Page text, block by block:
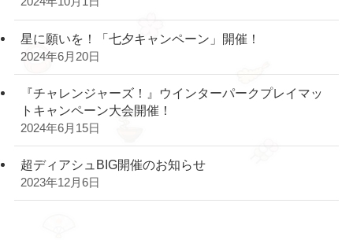
星に願いを！「七夕キャンペーン」開催！
2024年6月20日
『チャレンジャーズ！』ウインターパークプレイマッ
トキャンペーン大会開催！
2024年6月15日
超ディアシュBIG開催のお知らせ
2023年12月6日